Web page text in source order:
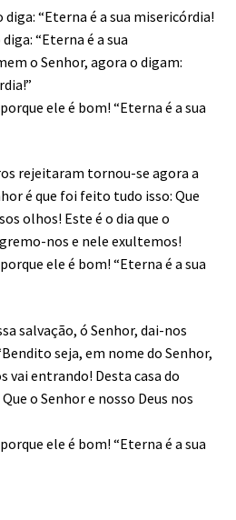
diga: “Eterna é a sua misericórdia!
“Eterna é a sua
o Senhor, agora o digam:
ele é bom! “Eterna é a sua
rejeitaram tornou-se agora a
é que foi feito tudo isso: Que
olhos! Este é o dia que o
nos e nele exultemos!
ele é bom! “Eterna é a sua
salvação, ó Senhor, dai-nos
seja, em nome do Senhor,
vai entrando! Desta casa do
o Senhor e nosso Deus nos
ele é bom! “Eterna é a sua